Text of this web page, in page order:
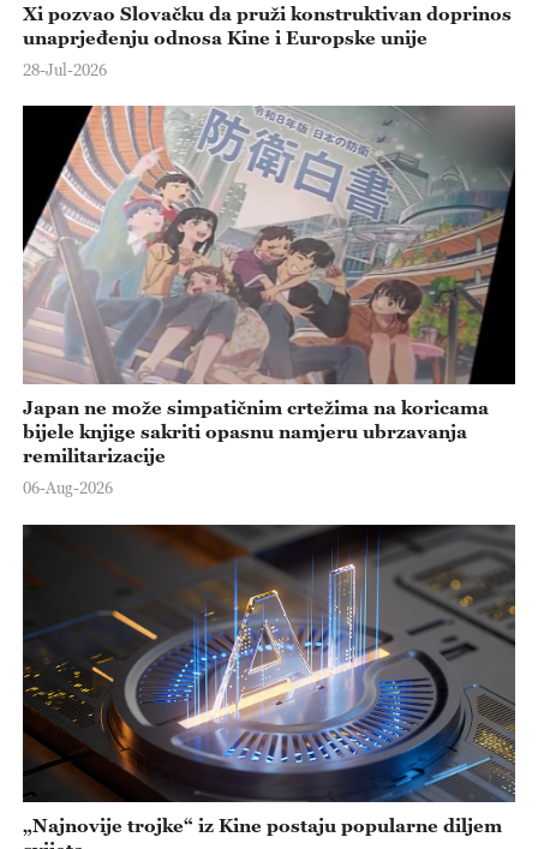
Xi pozvao Slovačku da pruži konstruktivan doprinos
unaprjeđenju odnosa Kine i Europske unije
28-Jul-2026
Japan ne može simpatičnim crtežima na koricama
bijele knjige sakriti opasnu namjeru ubrzavanja
remilitarizacije
06-Aug-2026
„Najnovije trojke“ iz Kine postaju popularne diljem